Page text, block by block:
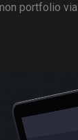
portfolio